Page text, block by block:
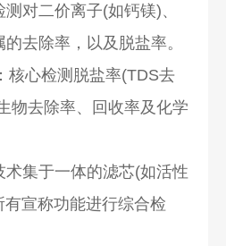
对二价离子(如钙镁)、
去除率，以及脱盐率。
核心检测脱盐率(TDS去
物去除率、回收率及化学
集于一体的滤芯(如活性
宣称功能进行综合检